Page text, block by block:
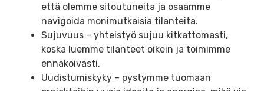
että olemme sitoutuneita ja osaamme
navigoida monimutkaisia tilanteita.
Sujuvuus – yhteistyö sujuu kitkattomasti,
koska luemme tilanteet oikein ja toimimme
ennakoivasti.
Uudistumiskyky – pystymme tuomaan